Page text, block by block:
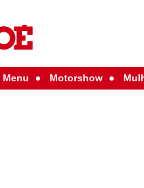
Menu Motorshow